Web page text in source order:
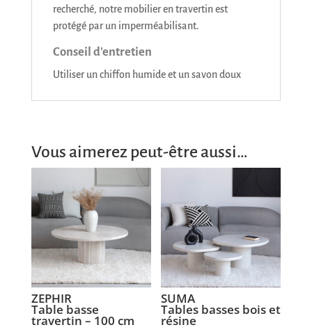
recherché, notre mobilier en travertin est
protégé par un imperméabilisant.
Conseil d'entretien
Utiliser un chiffon humide et un savon doux
Vous aimerez peut-être aussi…
ZEPHIR
Table basse
travertin – 100 cm
SUMA
Tables basses bois et
résine